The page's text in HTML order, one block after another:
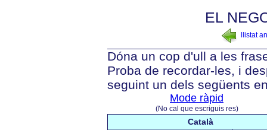
EL
llistat
Dóna un cop d'ull a les
Proba de recordar-les, i
seguint un dels següents
Mode ràpid
(No cal que escriguis res)
Català